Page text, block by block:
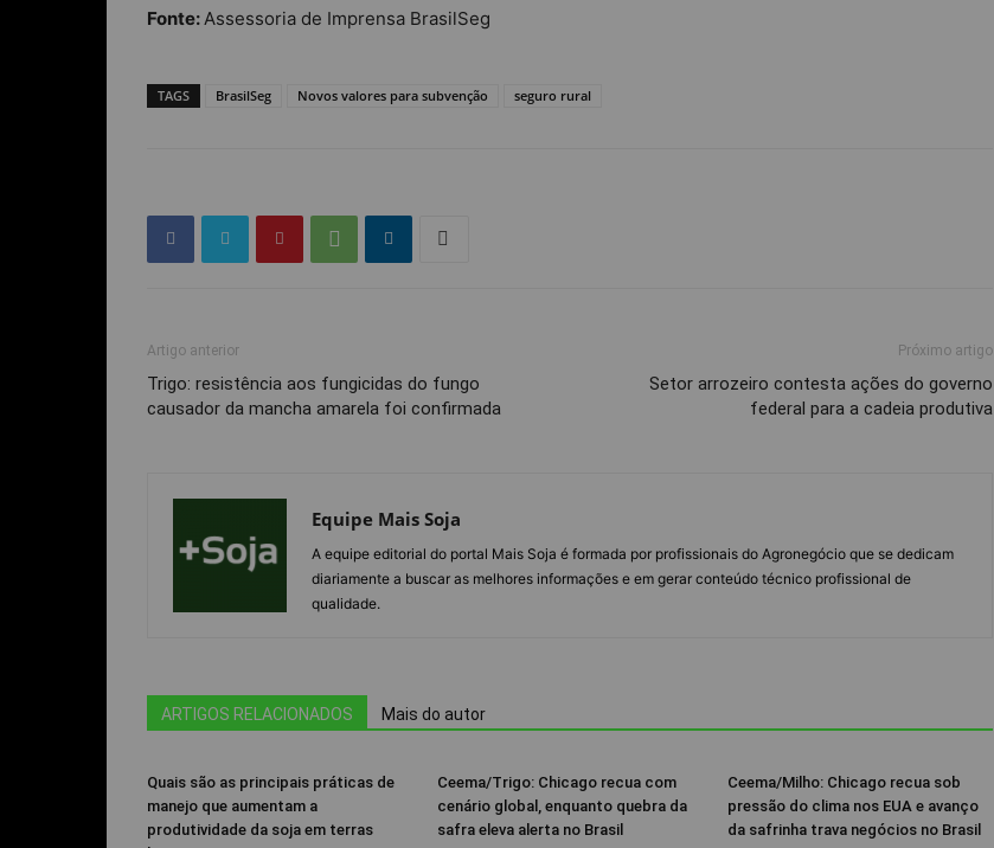
Fonte: Assessoria de Imprensa BrasilSeg
TAGS BrasilSeg Novos valores para subvenção seguro rural
Artigo anterior
Trigo: resistência aos fungicidas do fungo
causador da mancha amarela foi confirmada
Próximo artigo
Setor arrozeiro contesta ações do governo
federal para a cadeia produtiva
Equipe Mais Soja
A equipe editorial do portal Mais Soja é formada por profissionais do Agronegócio que se dedicam
diariamente a buscar as melhores informações e em gerar conteúdo técnico profissional de
qualidade.
ARTIGOS RELACIONADOS Mais do autor
Quais são as principais práticas de
manejo que aumentam a
produtividade da soja em terras
Ceema/Trigo: Chicago recua com
cenário global, enquanto quebra da
safra eleva alerta no Brasil
Ceema/Milho: Chicago recua sob
pressão do clima nos EUA e avanço
da safrinha trava negócios no Brasil